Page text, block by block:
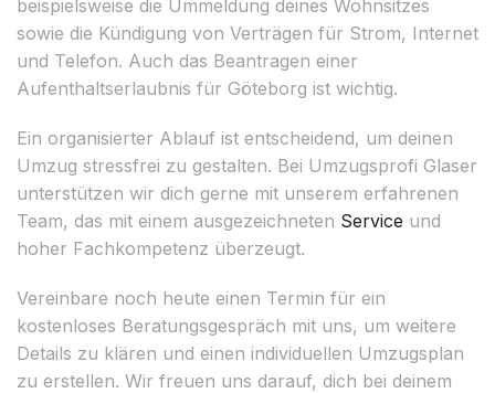
beispielsweise die Ummeldung deines Wohnsitzes
sowie die Kündigung von Verträgen für Strom, Internet
und Telefon. Auch das Beantragen einer
Aufenthaltserlaubnis für Göteborg ist wichtig.
Ein organisierter Ablauf ist entscheidend, um deinen
Umzug stressfrei zu gestalten. Bei Umzugsprofi Glaser
unterstützen wir dich gerne mit unserem erfahrenen
Team, das mit einem ausgezeichneten Service und
hoher Fachkompetenz überzeugt.
Vereinbare noch heute einen Termin für ein
kostenloses Beratungsgespräch mit uns, um weitere
Details zu klären und einen individuellen Umzugsplan
zu erstellen. Wir freuen uns darauf, dich bei deinem